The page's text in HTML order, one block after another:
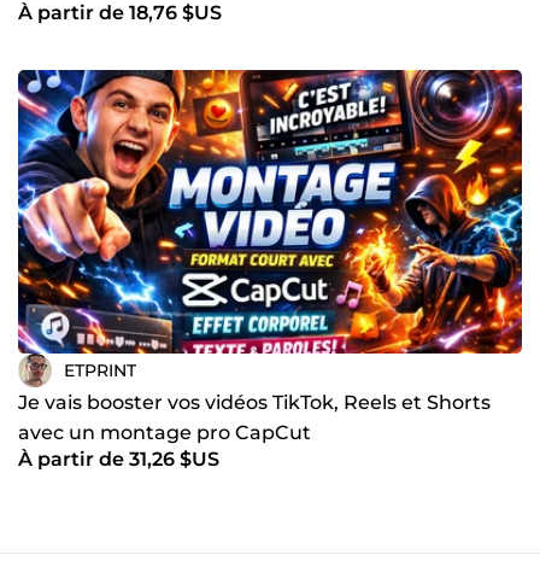
À partir de 18,76 $US
ETPRINT
Je vais booster vos vidéos TikTok, Reels et Shorts
avec un montage pro CapCut
À partir de 31,26 $US